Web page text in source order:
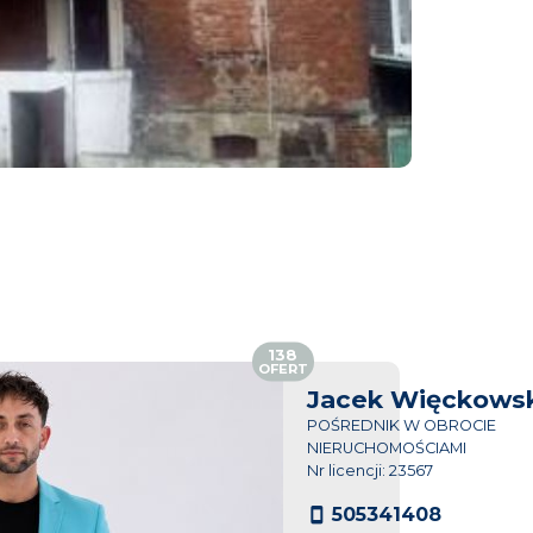
Jacek
POŚREDNIK W OBROCIE
NIERUCHOMOŚCIAMI
Nr licencji: 23567
505341408
138
OFERT